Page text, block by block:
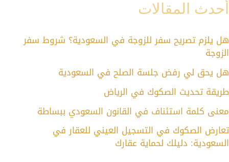
أحدث المقالات
هل يلزم تصريح سفر للزوجة في السعودية؟ شروط سفر
الزوجة
هل يحق لي رفض جلسة الصلح في السعودية
طريقة تحديث الصكوك في الرياض
معنى كلمة استئناف في القانون السعودي ببساطة
تعارض الصكوك في التسجيل العيني للعقار في
السعودية: دليلك لحماية عقارك